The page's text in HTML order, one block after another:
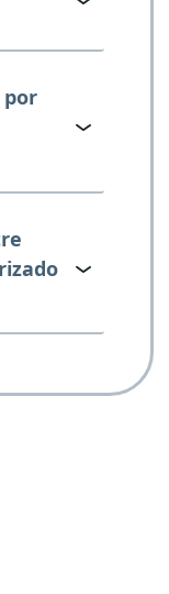
por